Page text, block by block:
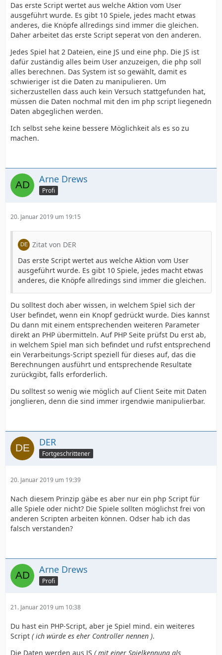
Das erste Script wertet aus welche Aktion vom User
ausgeführt wurde. Es gibt 10 Spiele, jedes macht etwas
anderes, die Knöpfe allredings sind immer die gleichen.
Daher arbeitet das erste Script seperat von den anderen.
Jedes Spiel hat 2 Dateien, eine JS und eine php. Die JS ist
dafür zuständig alles beim User anzuzeigen, die php soll
alles berechnen. Das System ist so gewählt, damit es
schwieriger ist die Daten zu manipulieren. Um
sicherzustellen dass auch kein Versuch stattgefunden hat,
müssen die Daten nochmal mit den im php script liegenedn
Daten abgeglichen werden.
Ich selbst sehe keine bessere Möglichkeit als es so zu
machen.
Arne Drews
Profi
20. Januar 2019 um 19:15
Zitat von DER
Das erste Script wertet aus welche Aktion vom User
ausgeführt wurde. Es gibt 10 Spiele, jedes macht etwas
anderes, die Knöpfe allredings sind immer die gleichen.
Du solltest doch aber wissen, in welchem Spiel sich der
User befindet, wenn ein Knopf gedrückt wurde. Dies kannst
Du dann mit einem entsprechenden weiteren Parameter
direkt an PHP übermitteln. Auf PHP Seite prüfst Du erst ab,
in welchem Spiel man sich befindet und rufst entsprechend
ein Verarbeitungs-Script speziell für dieses auf, das die
Berechnungen ausführt und entsprechende Resultate
zurückgibt, falls erforderlich.
Du solltest so wenig wie möglich auf Client Seite mit Daten
jonglieren, denn die sind immer irgendwie manipulierbar.
DER
Fortgeschrittener
20. Januar 2019 um 19:39
Nach diesem Prinzip gäbe es aber nur ein php Script für
alle Spiele oder nicht? Die Spiele sollten möglichst frei von
anderen Scripten arbeiten können. Odser hab ich das
falsch verstanden?
Arne Drews
Profi
21. Januar 2019 um 10:38
Du hast ein PHP-Script, aber je Spiel mind. ein weiteres
Script ( ich würde es eher Controller nennen ).
Die Daten werden aus JS ( mit einer Spielkennung als